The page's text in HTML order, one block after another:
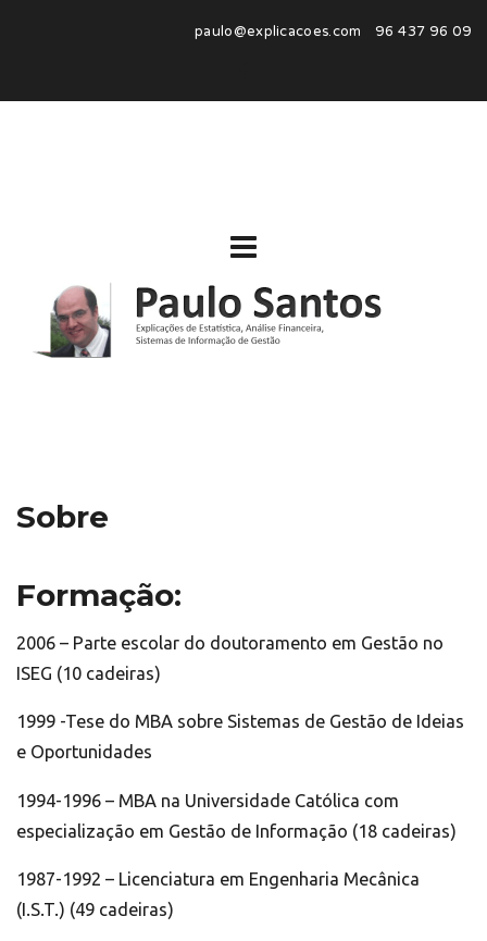
paulo@explicacoes.com 96 437 96 09
Sobre
Formação:
2006 – Parte escolar do doutoramento em Gestão no
ISEG (10 cadeiras)
1999 -Tese do MBA sobre Sistemas de Gestão de Ideias
e Oportunidades
1994-1996 – MBA na Universidade Católica com
especialização em Gestão de Informação (18 cadeiras)
1987-1992 – Licenciatura em Engenharia Mecânica
(I.S.T.) (49 cadeiras)